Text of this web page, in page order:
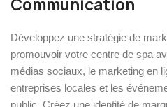
Communication
Développez une stratégie de
promouvoir votre centre de spa
médias sociaux, le marketing en
entreprises locales et les
public. Créez une identité de